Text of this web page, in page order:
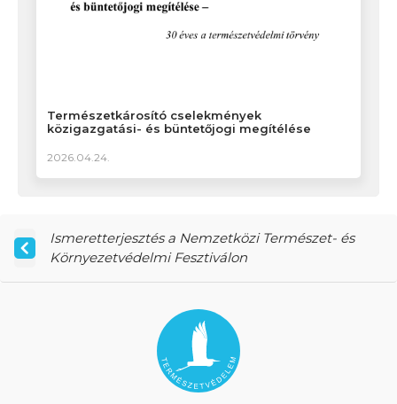
Természetkárosító cselekmények
közigazgatási- és büntetőjogi megítélése
2026.04.24.
Ismeretterjesztés a Nemzetközi Természet- és
Környezetvédelmi Fesztiválon